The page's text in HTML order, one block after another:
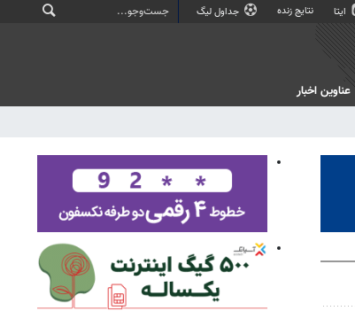
ایتا نتایج زنده جداول لیگ
عناوین اخبار